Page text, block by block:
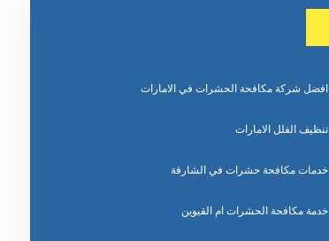
افضل شركة مكافحة الحشرات في الامارات
تنظيف الفلل الامارات
خدمات مكافحة حشرات في الشارقة
خدمة مكافحة الحشرات ام القيوين